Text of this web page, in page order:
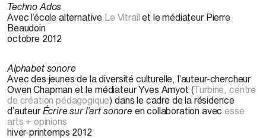
Techno Ados
Avec l’école alternative Le Vitrail et le médiateur Pierre
Beaudoin
octobre 2012
Alphabet sonore
Avec des jeunes de la diversité culturelle, l’auteur-chercheur
Owen Chapman et le médiateur Yves Amyot (Turbine, centre
de création pédagogique) dans le cadre de la résidence
d’auteur Écrire sur l’art sonoreen collaboration avecesse
arts + opinions
hiver-printemps 2012